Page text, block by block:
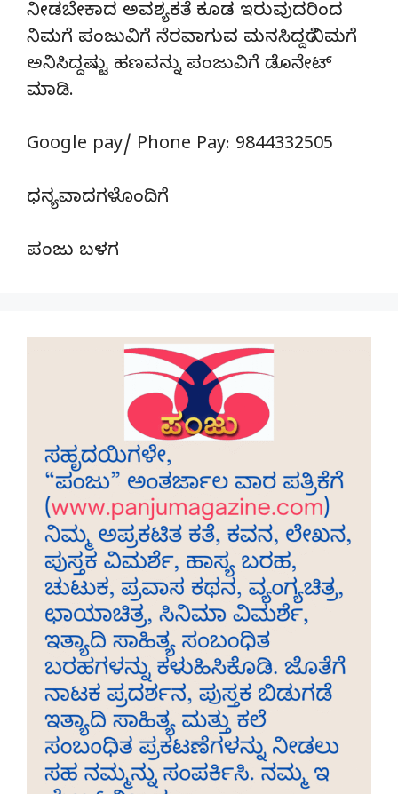
ನೀಡಬೇಕಾದ ಅವಶ್ಯಕತೆ ಕೂಡ ಇರುವುದರಿಂದ
ನಿಮಗೆ ಪಂಜುವಿಗೆ ನೆರವಾಗುವ ಮನಸಿದ್ದರೆ ನಿಮಗೆ
ಅನಿಸಿದ್ದಷ್ಟು ಹಣವನ್ನು ಪಂಜುವಿಗೆ ಡೊನೇಟ್‌
ಮಾಡಿ.
Google pay/ Phone Pay: 9844332505
ಧನ್ಯವಾದಗಳೊಂದಿಗೆ
ಪಂಜು ಬಳಗ